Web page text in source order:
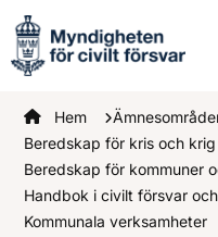
Startsidan
Hem
Beredskap för kris och krig
Beredskap för kommuner
Handbok i civilt försvar
Kommunala verksamheter